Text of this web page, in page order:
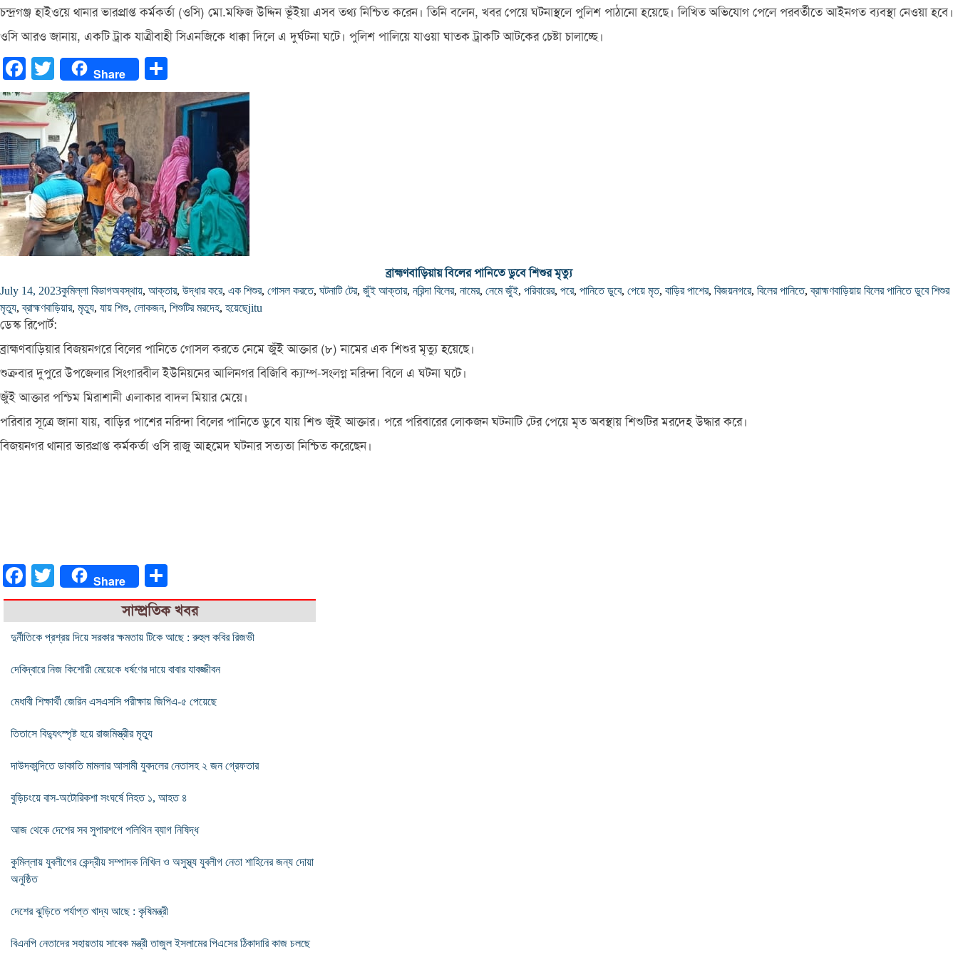
চন্দ্রগঞ্জ হাইওয়ে থানার ভারপ্রাপ্ত কর্মকর্তা (ওসি) মো.মফিজ উদ্দিন ভূঁইয়া এসব তথ্য নিশ্চিত করেন। তিনি বলেন, খবর পেয়ে ঘটনাস্থলে পুলিশ পাঠানো হয়েছে। লিখিত অভিযোগ পেলে পরবর্তীতে আইনগত ব্যবস্থা নেওয়া হবে।
ওসি আরও জানায়, একটি ট্রাক যাত্রীবাহী সিএনজিকে ধাক্কা দিলে এ দুর্ঘটনা ঘটে। পুলিশ পালিয়ে যাওয়া ঘাতক ট্রাকটি আটকের চেষ্টা চালাচ্ছে।
FacebookTwitter Share
ব্রাহ্মণবাড়িয়ায় বিলের পানিতে ডুবে শিশুর মৃত্যু
July 14, 2023কুমিল্লা বিভাগঅবস্থায়, আক্তার, উদ্ধার করে, এক শিশুর, গোসল করতে, ঘটনাটি টের, জুঁই আক্তার, নরিন্দা বিলের, নামের, নেমে জুঁই, পরিবারের, পরে, পানিতে ডুবে, পেয়ে মৃত, বাড়ির পাশের, বিজয়নগরে, বিলের পানিতে,ব্রাহ্মণবাড়িয়ায় বিলের পানিতে ডুবে শিশুর
মৃত্যু,ব্রাহ্মণবাড়িয়ার, মৃত্যু, যায় শিশু, লোকজন, শিশুটির মরদেহ, হয়েছেjitu
ডেস্ক রিপোর্ট:
ব্রাহ্মণবাড়িয়ার বিজয়নগরে বিলের পানিতে গোসল করতে নেমে জুঁই আক্তার (৮) নামের এক শিশুর মৃত্যু হয়েছে।
শুক্রবার দুপুরে উপজেলার সিংগারবীল ইউনিয়নের আলিনগর বিজিবি ক্যাম্প-সংলগ্ন নরিন্দা বিলে এ ঘটনা ঘটে।
জুঁই আক্তার পশ্চিম মিরাশানী এলাকার বাদল মিয়ার মেয়ে।
পরিবার সূত্রে জানা যায়, বাড়ির পাশের নরিন্দা বিলের পানিতে ডুবে যায় শিশু জুঁই আক্তার। পরে পরিবারের লোকজন ঘটনাটি টের পেয়ে মৃত অবস্থায় শিশুটির মরদেহ উদ্ধার করে।
বিজয়নগর থানার ভারপ্রাপ্ত কর্মকর্তা ওসি রাজু আহমেদ ঘটনার সত্যতা নিশ্চিত করেছেন।
FacebookTwitter Share
সাম্প্রতিক খবর
দুর্নীতিকে প্রশ্রয় দিয়ে সরকার ক্ষমতায় টিকে আছে : রুহুল কবির রিজভী
দেবিদ্বারে নিজ কিশোরী মেয়েকে ধর্ষণের দায়ে বাবার যাবজ্জীবন
মেধাবী শিক্ষার্থী জেরিন এসএসসি পরীক্ষায় জিপিএ-৫ পেয়েছে
তিতাসে বিদ‍্যুৎস্পৃষ্ট হয়ে রাজমিস্ত্রীর মৃত‍্যু
দাউদকান্দিতে ডাকাতি মামলার আসামী যুবদলের নেতাসহ ২ জন গ্রেফতার
বুড়িচংয়ে বাস-অটোরিকশা সংঘর্ষে নিহত ১, আহত ৪
আজ থেকে দেশের সব সুপারশপে পলিথিন ব্যাগ নিষিদ্ধ
কুমিল্লায় যুবলীগের কেন্দ্রীয় সম্পাদক নিখিল ও অসুস্থ্য যুবলীগ নেতা শাহিনের জন্য দোয়া
অনুষ্ঠিত
দেশের ঝুড়িতে পর্যাপ্ত খাদ্য আছে : কৃষিমন্ত্রী
বিএনপি নেতাদের সহায়তায় সাবেক মন্ত্রী তাজুল ইসলামের পিএসের ঠিকাদারি কাজ চলছে